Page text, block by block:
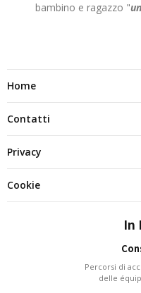
bambino e ragazzo "
Home
Contatti
Privacy
Cookie
In
Percorsi di
delle